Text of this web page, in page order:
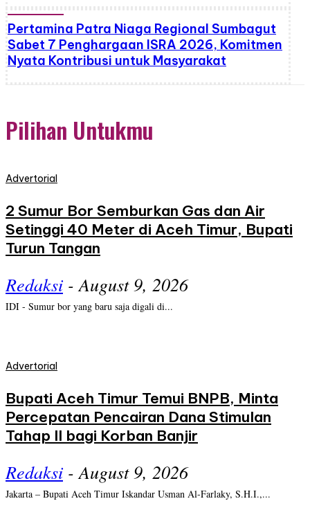
Pertamina Patra Niaga Regional Sumbagut
Sabet 7 Penghargaan ISRA 2026, Komitmen
Nyata Kontribusi untuk Masyarakat
Pilihan Untukmu
Advertorial
2 Sumur Bor Semburkan Gas dan Air
Setinggi 40 Meter di Aceh Timur, Bupati
Turun Tangan
Redaksi - August 9, 2026
IDI - Sumur bor yang baru saja digali di...
Advertorial
Bupati Aceh Timur Temui BNPB, Minta
Percepatan Pencairan Dana Stimulan
Tahap II bagi Korban Banjir
Redaksi - August 9, 2026
Jakarta – Bupati Aceh Timur Iskandar Usman Al-Farlaky, S.H.I.,...